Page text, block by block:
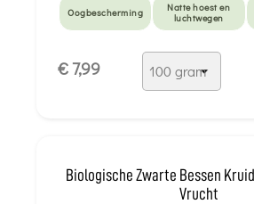
Oogbescherming
Natte hoest en
luchtwegen
Anti-muggen -
€ 7,99
Biologische Zwarte Bessen
Vrucht